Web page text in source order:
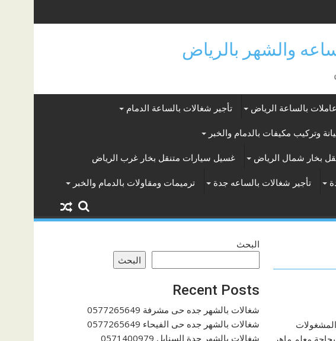
بالساعة الرياض تأجير شغالات بالساعة الدمام
وتركيب مكيفات بالدمام والخبر
بخار شمال الرياض غسيل سيارات متنقل بخار غرب الرياض
تأجير شغالات بالساعه جدة ترميمات ومقاولات بالدمام والخبر
معلم ماهر
البحث
البحث
Recent Posts
شغالات بالشهر جده حى مشرفة 0577265649
شغالات بالشهر جده حى الفيحاء 0577265649
شغالات بالشهر جدة السنابل 0571400979